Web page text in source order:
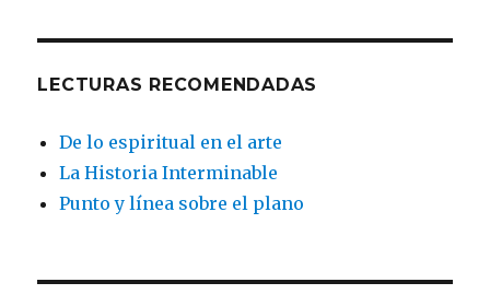
LECTURAS RECOMENDADAS
De lo espiritual en el arte
La Historia Interminable
Punto y línea sobre el plano